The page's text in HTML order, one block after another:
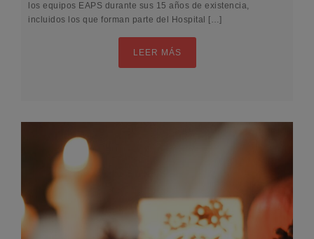
los equipos EAPS durante sus 15 años de existencia,
incluidos los que forman parte del Hospital […]
LEER MÁS